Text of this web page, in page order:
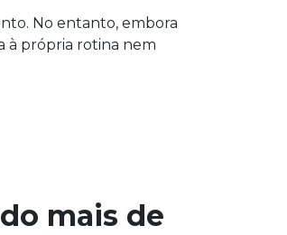
No entanto, embora
à própria rotina nem
mais de